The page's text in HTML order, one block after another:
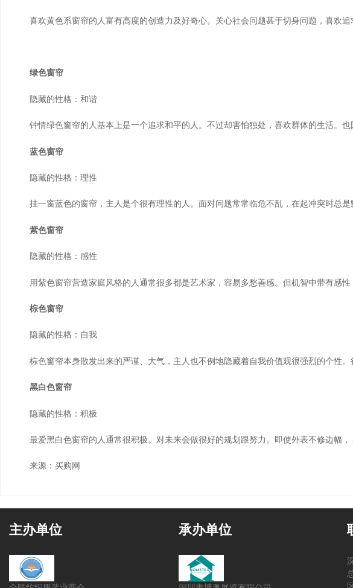
喜欢黄色系窗帘的人富有高度的创造力及好奇心。关心社会问题甚于切身问题，喜欢追
绿色窗帘
隐藏的性格：和谐
钟情绿色窗帘的人基本上是一个追求和平的人。不过却害怕独处，喜欢群体的生活。也
蓝色窗帘
隐藏的性格：理性
挂一窗蓝色的窗帘，主人是个很有理性的人。面对问题常常临危不乱，在起冲突时总是
紫色窗帘
隐藏的性格：感性
用紫色窗帘营造家庭风格的人通常很多都是艺术家，容易多愁善感。但机智中带有感性
棕色窗帘
隐藏的性格：自我
棕色窗帘本身散发出来的严谨、大气，主人也不例地隐藏着自我价值观很强烈的个性。
黑白色窗帘
隐藏的性格：积极
最爱黑白色窗帘的人通常很积极。对未来会做很好的规划跟努力。即使外表不修边幅，
来源：买购网
主办单位 承办单位